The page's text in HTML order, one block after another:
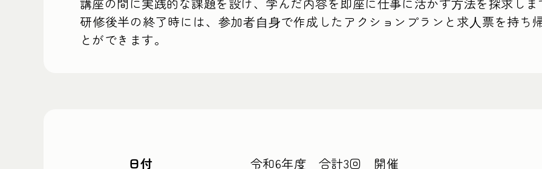
研修後半の終了時には、参加者⾃⾝で作成したアクションプランと求⼈票を持ち
とができます。
日付 令和6年度 合計3回 開催